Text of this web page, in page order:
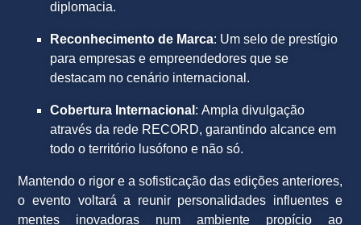
diplomacia.
Reconhecimento de Marca: Um selo de prestígio
para empresas e empreendedores que se
destacam no cenário internacional.
Cobertura Internacional : Ampla divulgação
através da rede RECORD, garantindo alcance em
todo o território lusófono e não só.
Mantendo o rigor e a sofisticação das edições anteriores,
o evento voltará a reunir personalidades influentes e
mentes inovadoras num ambiente propício ao